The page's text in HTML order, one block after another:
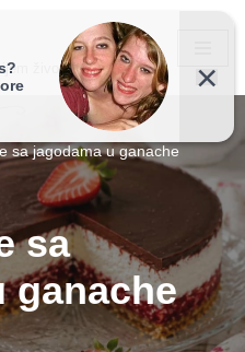
životu!
sa jagodama u ganache
sa
ganache